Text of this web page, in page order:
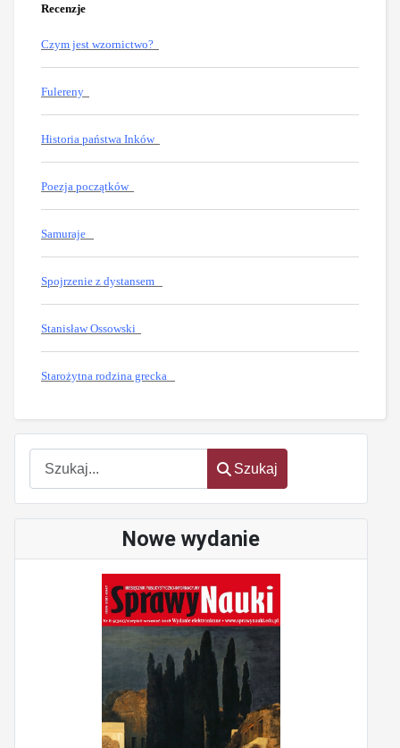
Szukaj
Szukaj
Nowe wydanie
Recenzje
Czym jest wzornictwo?
Fulereny
Historia państwa Inków
Poezja początków
Samuraje
Spojrzenie z dystansem
Stanisław Ossowski
Starożytna rodzina grecka
software